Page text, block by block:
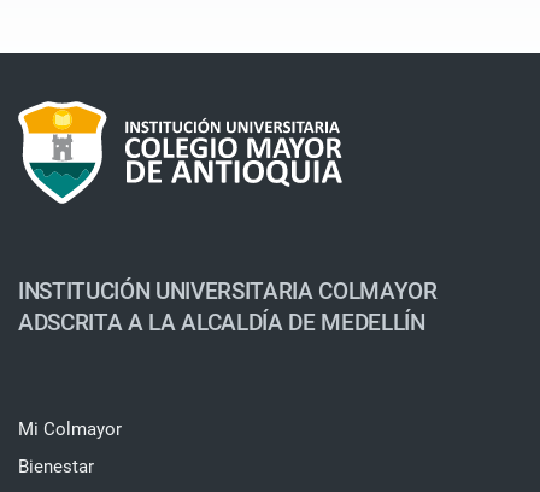
INSTITUCIÓN UNIVERSITARIA COLMAYOR
ADSCRITA A LA ALCALDÍA DE MEDELLÍN
Mi Colmayor
Bienestar